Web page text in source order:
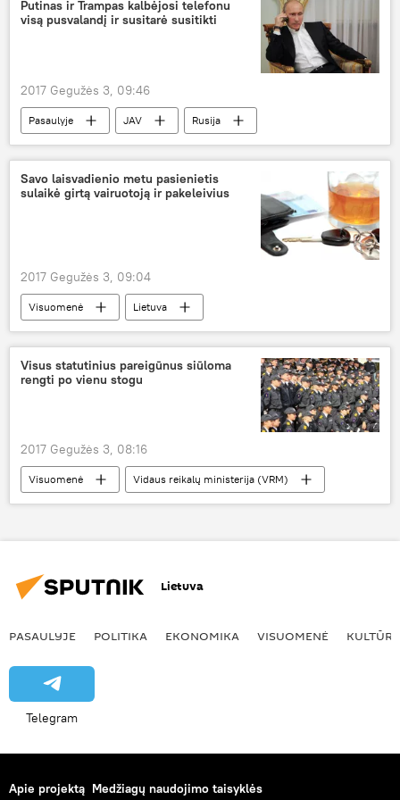
Vokietija
Sirijos krizė
konfliktas
Putinas ir Trampas kalbėjosi telefonu
visą pusvalandį ir susitarė susitikti
2017 Gegužės 3, 09:46
Pasaulyje JAV
Rusija
Vladimiras Putinas
Donaldas Trampas
bendradarbiavimas
Sirijos krizė
Savo laisvadienio metu pasienietis
sulaikė girtą vairuotoją ir pakeleivius
2017 Gegužės 3, 09:04
Visuomenė
Lietuva
neblaivus vairuotojas
pasienietis
neblaivus vairavimas
neblaivumas
Visus statutinius pareigūnus siūloma
rengti po vienu stogu
2017 Gegužės 3, 08:16
Visuomenė
Vidaus reikalų ministerija (VRM)
Viešojo saugumo akademija
Lietuva
PASAULYJE POLITIKA EKONOMIKA VISUOMENĖ KULTŪRA
Telegram
Apie projektą Medžiagų naudojimo taisyklės